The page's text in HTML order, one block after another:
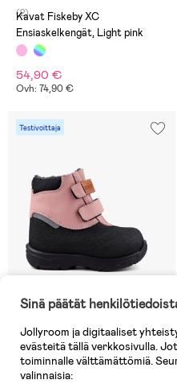
(2)
Kavat Fiskeby XC
Ensiaskelkengät, Light pink
54,90 €
Ovh: 74,90 €
Testivoittaja
Varastossa
(5)
Sinä päätät
Jollyroom ja digitaaliset
evästeitä tällä verkkosivulla.
toiminnalle välttämättömiä.
valinnaisia: